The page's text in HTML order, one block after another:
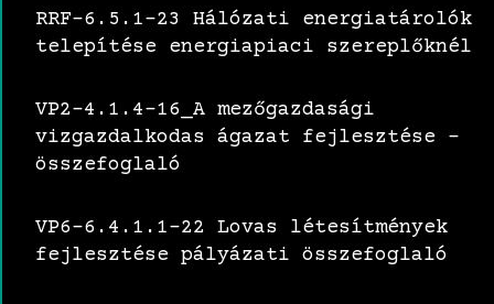
RRF-6.5.1-23 Hálózati energiatárolók
telepítése energiapiaci szereplőknél
VP2-4.1.4-16_A mezőgazdasági
vizgazdalkodas ágazat fejlesztése –
összefoglaló
VP6-6.4.1.1-22 Lovas létesítmények
fejlesztése pályázati összefoglaló